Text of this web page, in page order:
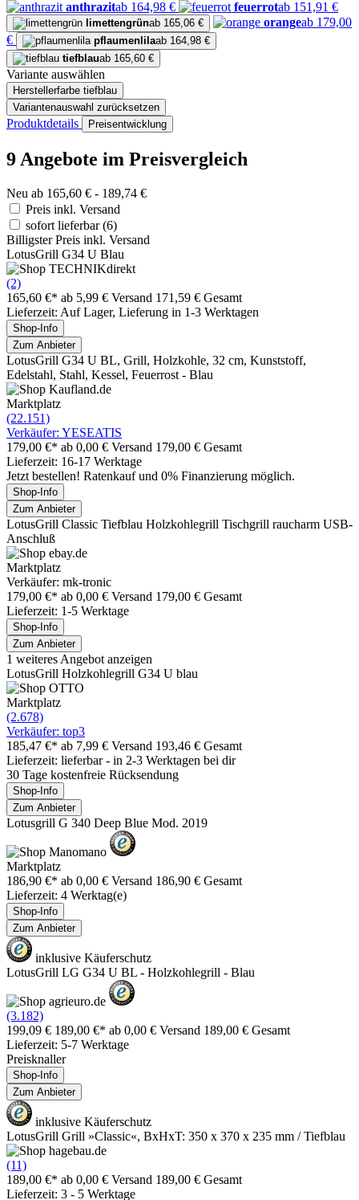
anthrazitab 164,98 € feuerrotab 151,91 €
limettengrünab 165,06 € orangeab 179,00
€
pflaumenlilaab 164,98 €
tiefblauab 165,60 €
Variante auswählen
Herstellerfarbe tiefblau
Variantenauswahl zurücksetzen
Produktdetails Preisentwicklung
9 Angebote im Preisvergleich
Neu ab 165,60 € - 189,74 €
Preis inkl. Versand
sofort lieferbar(6)
Billigster Preis inkl. Versand
LotusGrill G34 U Blau
(2)
165,60 €* ab 5,99 € Versand 171,59 € Gesamt
Lieferzeit: Auf Lager, Lieferung in 1-3 Werktagen
Shop-Info
Zum Anbieter
LotusGrill G34 U BL, Grill, Holzkohle, 32 cm, Kunststoff,
Edelstahl, Stahl, Kessel, Feuerrost - Blau
Marktplatz
(22.151)
Verkäufer: YESEATIS
179,00 €* ab 0,00 € Versand 179,00 € Gesamt
Lieferzeit: 16-17 Werktage
Jetzt bestellen! Ratenkauf und 0% Finanzierung möglich.
Shop-Info
Zum Anbieter
LotusGrill Classic Tiefblau Holzkohlegrill Tischgrill raucharm USB-
Anschluß
Marktplatz
Verkäufer: mk-tronic
179,00 €* ab 0,00 € Versand 179,00 € Gesamt
Lieferzeit: 1-5 Werktage
Shop-Info
Zum Anbieter
1 weiteres Angebot anzeigen
LotusGrill Holzkohlegrill G34 U blau
Marktplatz
(2.678)
Verkäufer: top3
185,47 €* ab 7,99 € Versand 193,46 € Gesamt
Lieferzeit: lieferbar - in 2-3 Werktagen bei dir
30 Tage kostenfreie Rücksendung
Shop-Info
Zum Anbieter
Lotusgrill G 340 Deep Blue Mod. 2019
Marktplatz
186,90 €* ab 0,00 € Versand 186,90 € Gesamt
Lieferzeit: 4 Werktag(e)
Shop-Info
Zum Anbieter
inklusive Käuferschutz
LotusGrill LG G34 U BL - Holzkohlegrill - Blau
(3.182)
199,09 € 189,00 €* ab 0,00 € Versand 189,00 € Gesamt
Lieferzeit: 5-7 Werktage
Preisknaller
Shop-Info
Zum Anbieter
inklusive Käuferschutz
LotusGrill Grill »Classic«, BxHxT: 350 x 370 x 235 mm / Tiefblau
(11)
189,00 €* ab 0,00 € Versand 189,00 € Gesamt
Lieferzeit: 3 - 5 Werktage